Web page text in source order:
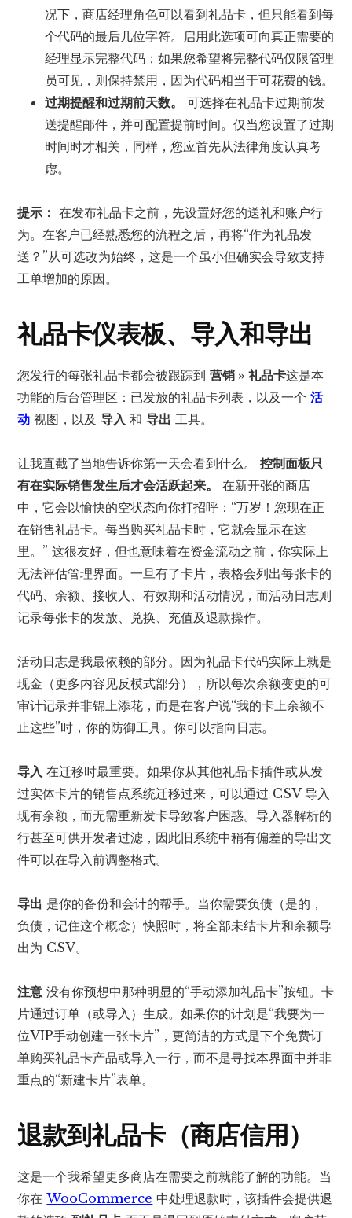
况下，商店经理角色可以看到礼品卡，但只能看到每
个代码的最后几位字符。启用此选项可向真正需要的
经理显示完整代码；如果您希望将完整代码仅限管理
员可见，则保持禁用，因为代码相当于可花费的钱。
过期提醒和过期前天数。
可选择在礼品卡过期前发
送提醒邮件，并可配置提前时间。仅当您设置了过期
时间时才相关，同样，您应首先从法律角度认真考
虑。
提示： 在发布礼品卡之前，先设置好您的送礼和账户行
为。在客户已经熟悉您的流程之后，再将“作为礼品发
送？”从可选改为始终，这是一个虽小但确实会导致支持
工单增加的原因。
礼品卡仪表板、导入和导出
您发行的每张礼品卡都会被跟踪到营销 » 礼品卡这是本
功能的后台管理区：已发放的礼品卡列表，以及一个活
动 视图，以及导入 和导出 工具。
让我直截了当地告诉你第一天会看到什么。控制面板只
有在实际销售发生后才会活跃起来。
在新开张的商店
中，它会以愉快的空状态向你打招呼：“万岁！您现在正
在销售礼品卡。每当购买礼品卡时，它就会显示在这
里。” 这很友好，但也意味着在资金流动之前，你实际上
无法评估管理界面。一旦有了卡片，表格会列出每张卡的
代码、余额、接收人、有效期和活动情况，而活动日志则
记录每张卡的发放、兑换、充值及退款操作。
活动日志是我最依赖的部分。因为礼品卡代码实际上就是
现金（更多内容见反模式部分），所以每次余额变更的可
审计记录并非锦上添花，而是在客户说“我的卡上余额不
止这些”时，你的防御工具。你可以指向日志。
导入 在迁移时最重要。如果你从其他礼品卡插件或从发
过实体卡片的销售点系统迁移过来，可以通过 CSV 导入
现有余额，而无需重新发卡导致客户困惑。导入器解析的
行甚至可供开发者过滤，因此旧系统中稍有偏差的导出文
件可以在导入前调整格式。
导出 是你的备份和会计的帮手。当你需要负债（是的，
负债，记住这个概念）快照时，将全部未结卡片和余额导
出为 CSV。
注意 没有你预想中那种明显的“手动添加礼品卡”按钮。卡
片通过订单（或导入）生成。如果你的计划是“我要为一
位VIP手动创建一张卡片”，更简洁的方式是下个免费订
单购买礼品卡产品或导入一行，而不是寻找本界面中并非
重点的“新建卡片”表单。
退款到礼品卡（商店信用）
这是一个我希望更多商店在需要之前就能了解的功能。当
你在WooCommerce 中处理退款时，该插件会提供退